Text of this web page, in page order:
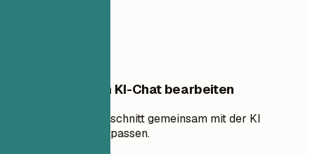
Diese Vorlage im KI-Chat bearbeiten
Lassen Sie jeden Abschnitt gemeinsam mit der KI
umschreiben und anpassen.